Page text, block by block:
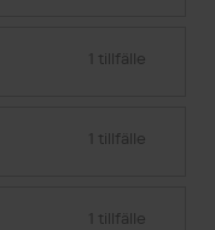
1 tillfälle
1 tillfälle
1 tillfälle